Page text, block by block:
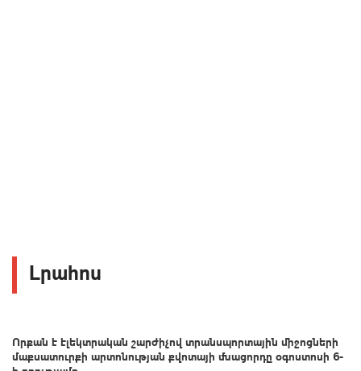
Լրահոս
Որքան է էլեկտրական շարժիչով տրանսպորտային միջոցների
մաքսատուրքի արտոնության քվոտայի մնացորդը օգոստոսի 6-